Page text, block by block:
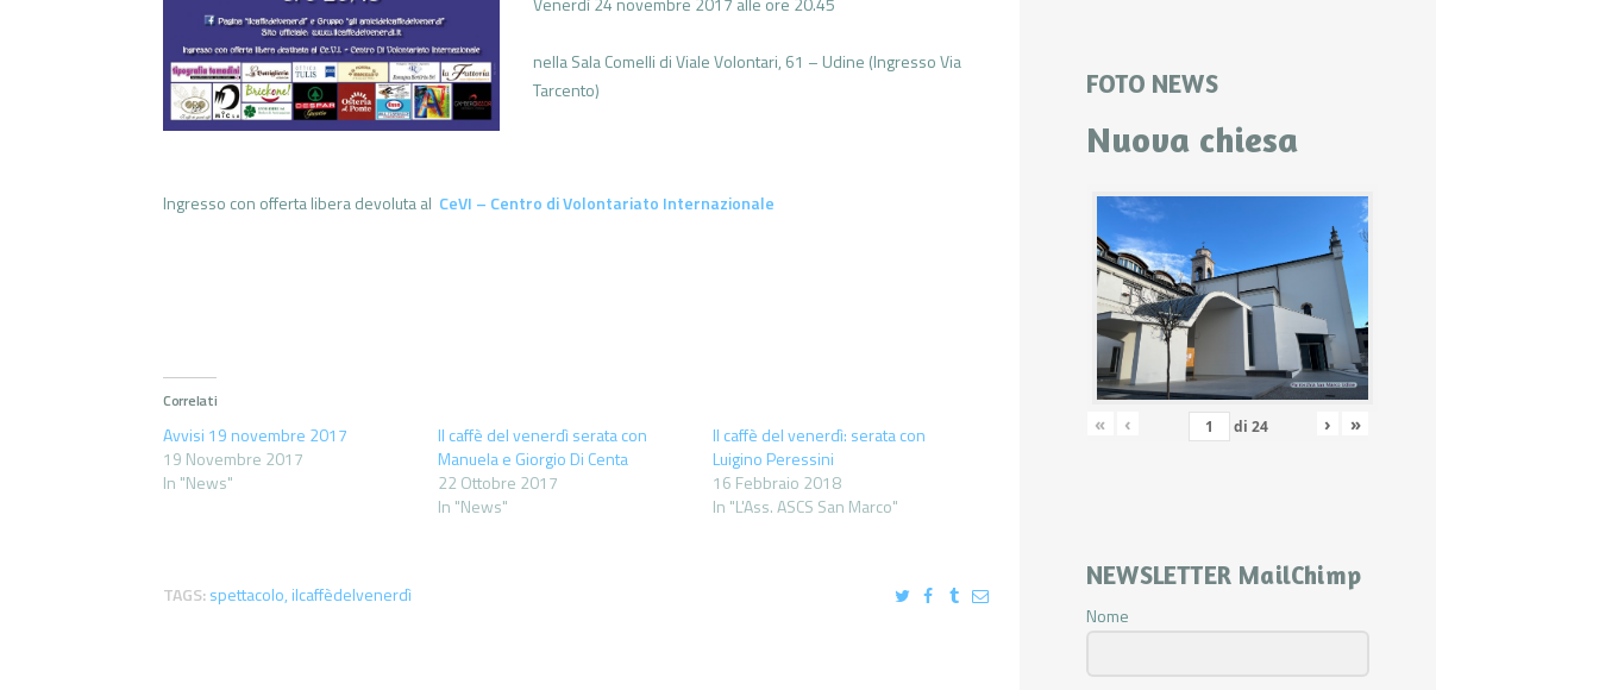
nella Sala Comelli di Viale Volontari, 61 – Udine (Ingresso Via
Tarcento)
Ingresso con offerta libera devoluta al CeVI – Centro di Volontariato Internazionale
Correlati
Avvisi 19 novembre 2017
19 Novembre 2017
In "News"
Il caffè del venerdì serata con
Manuela e Giorgio Di Centa
22 Ottobre 2017
In "News"
Il caffè del venerdì: serata con
Luigino Peressini
16 Febbraio 2018
In "L'Ass. ASCS San Marco"
TAGS:spettacolo, ilcaffèdelvenerdì
FOTO NEWS
Nuova chiesa
« ‹ di 24 › »
NEWSLETTER MailChimp
Nome